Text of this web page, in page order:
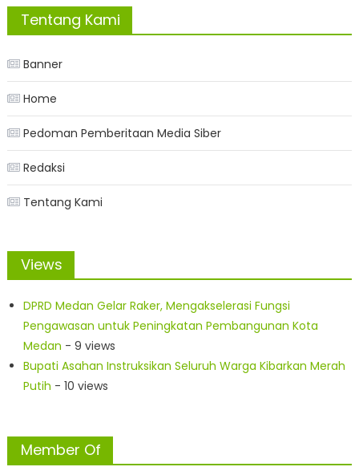
Tentang Kami
Banner
Home
Pedoman Pemberitaan Media Siber
Redaksi
Tentang Kami
Views
DPRD Medan Gelar Raker, Mengakselerasi Fungsi
Pengawasan untuk Peningkatan Pembangunan Kota
Medan - 9 views
Bupati Asahan Instruksikan Seluruh Warga Kibarkan Merah
Putih - 10 views
Member Of